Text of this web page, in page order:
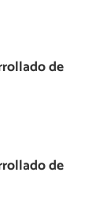
de
de